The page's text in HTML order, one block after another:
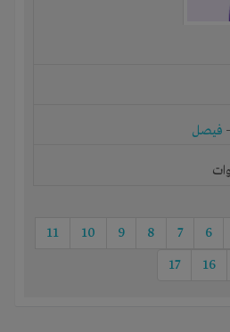
- فيصل
6
7
8
9
10
11
16
17